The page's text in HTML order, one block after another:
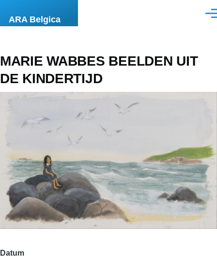
ARA Belgica
MARIE WABBES BEELDEN UIT
DE KINDERTIJD
Datum